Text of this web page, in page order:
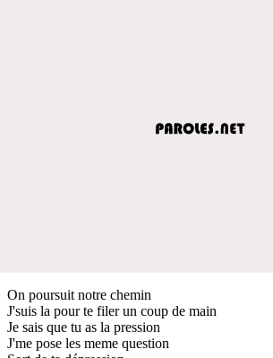
On poursuit notre chemin
J'suis la pour te filer un coup de main
Je sais que tu as la pression
J'me pose les meme question